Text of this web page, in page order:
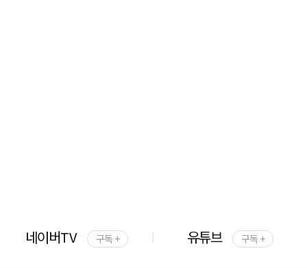
네이버TV 구독 + 유튜브 구독 +